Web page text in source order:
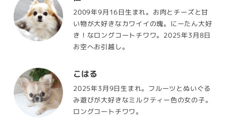
2009年9月16日生まれ。お肉とチーズと甘
い物が大好きなカワイイの塊。にーたん大好
き！なロングコートチワワ。2025年3月8日
お空へお引越し。
こはる
2025年3月9日生まれ。フルーツとぬいぐる
み遊びが大好きなミルクティー色の女の子。
ロングコートチワワ。